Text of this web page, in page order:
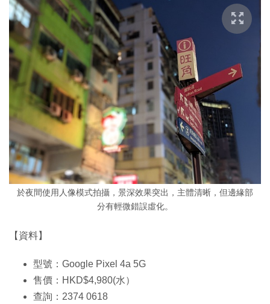
於夜間使用人像模式拍攝，景深效果突出，主體清晰，但邊緣部
分有輕微錯誤虛化。
【資料】
型號：Google Pixel 4a 5G
售價：HKD$4,980(水）
查詢：2374 0618